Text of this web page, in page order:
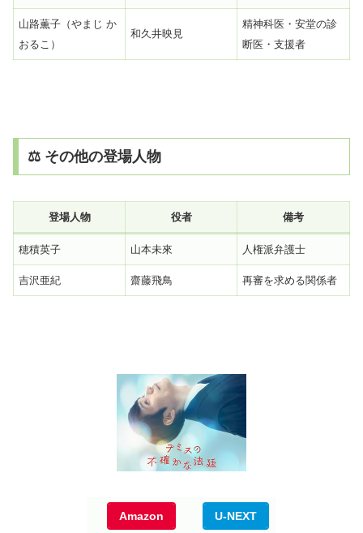
山路薫子（やまじ か
おるこ）
和久井映見
精神科医・安堂の診
断医・支援者
⚖️ その他の登場人物
登場人物 役者 備考
穂積英子 山本未來 人権派弁護士
吉沢亜紀 齋藤飛鳥 再審を求める関係者
Amazon U-NEXT